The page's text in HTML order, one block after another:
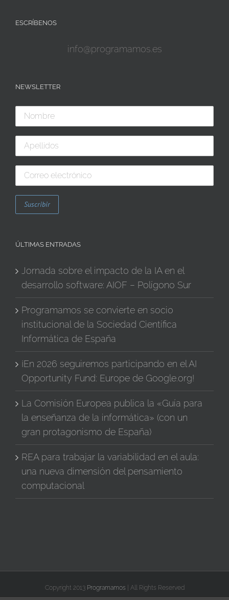
ESCRÍBENOS
info@programamos.es
NEWSLETTER
ÚLTIMAS ENTRADAS
Jornada sobre el impacto de la IA en el
desarrollo software: AIOF – Polígono Sur
Programamos se convierte en socio
institucional de la Sociedad Científica
Informática de España
¡En 2026 seguiremos participando en el AI
Opportunity Fund: Europe de Google.org!
La Comisión Europea publica la «Guía para
la enseñanza de la informática» (con un
gran protagonismo de España)
REA para trabajar la variabilidad en el aula:
una nueva dimensión del pensamiento
computacional
Copyright 2013 Programamos | All Rights Reserved